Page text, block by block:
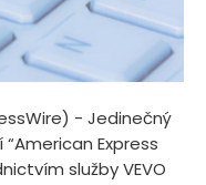
- Jedinečný
Express
služby VEVO